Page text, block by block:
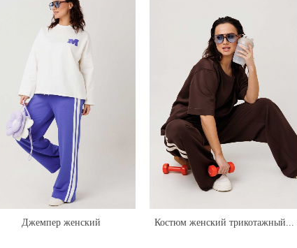
Джемпер женский
Костюм женский трикотажный...